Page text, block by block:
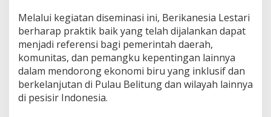
Melalui kegiatan diseminasi ini, Berikanesia Lestari
berharap praktik baik yang telah dijalankan dapat
menjadi referensi bagi pemerintah daerah,
komunitas, dan pemangku kepentingan lainnya
dalam mendorong ekonomi biru yang inklusif dan
berkelanjutan di Pulau Belitung dan wilayah lainnya
di pesisir Indonesia.